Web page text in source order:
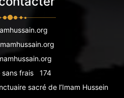
sans frais
174
sacré de l’Imam Hussein